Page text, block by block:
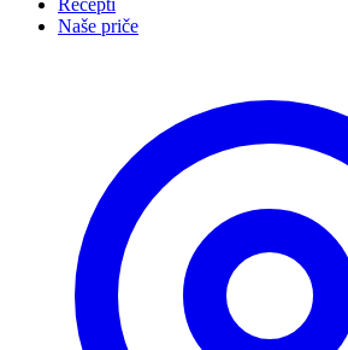
Recepti
Naše priče